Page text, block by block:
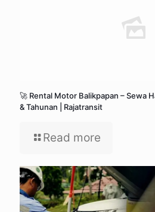
🚀 Rental Motor Balikpapan – Sewa
& Tahunan | Rajatransit
Read more